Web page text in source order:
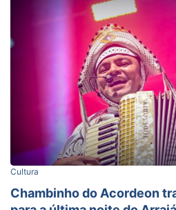
Cultura
Chambinho do Acordeon